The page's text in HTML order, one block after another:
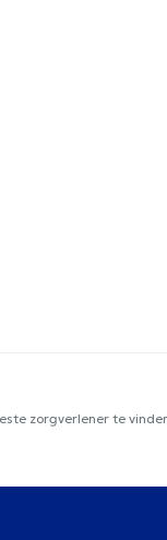
zorgverlener te